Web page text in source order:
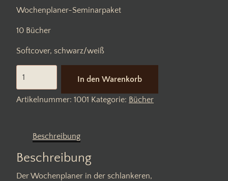
Wochenplaner-Seminarpaket
10 Bücher
Softcover, schwarz/weiß
Semiarpaket
Menge
In den Warenkorb
Artikelnummer: 1001 Kategorie: Bücher
Beschreibung
Beschreibung
Der Wochenplaner in der schlankeren,